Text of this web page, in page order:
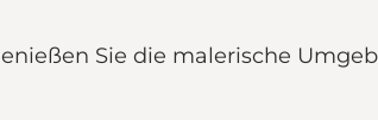
Sie die malerische